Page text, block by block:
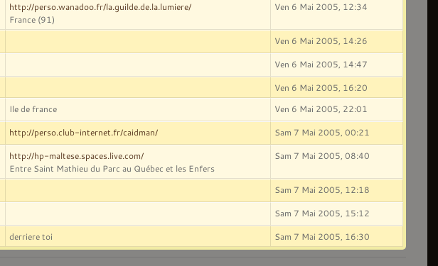
http://perso.wanadoo.fr/la.guilde.de.la.lumiere/
France (91)
Ven 6 Mai 2005, 12:34
Ven 6 Mai 2005, 14:26
Ven 6 Mai 2005, 14:47
Ven 6 Mai 2005, 16:20
Ile de france Ven 6 Mai 2005, 22:01
http://perso.club-internet.fr/caidman/ Sam 7 Mai 2005, 00:21
http://hp-maltese.spaces.live.com/
Entre Saint Mathieu du Parc au Québec et les Enfers
Sam 7 Mai 2005, 08:40
Sam 7 Mai 2005, 12:18
Sam 7 Mai 2005, 15:12
derriere toi Sam 7 Mai 2005, 16:30